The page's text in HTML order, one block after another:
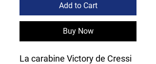
Add to Cart
Buy Now
La carabine Victory de Cressi